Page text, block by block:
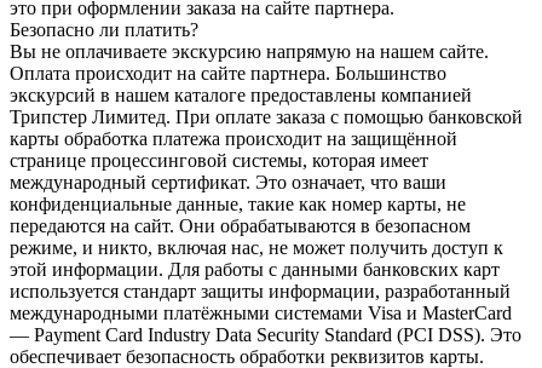
это при оформлении заказа на сайте партнера.
Безопасно ли платить?
Вы не оплачиваете экскурсию напрямую на нашем сайте.
Оплата происходит на сайте партнера. Большинство
экскурсий в нашем каталоге предоставлены компанией
Трипстер Лимитед. При оплате заказа с помощью банковской
карты обработка платежа происходит на защищённой
странице процессинговой системы, которая имеет
международный сертификат. Это означает, что ваши
конфиденциальные данные, такие как номер карты, не
передаются на сайт. Они обрабатываются в безопасном
режиме, и никто, включая нас, не может получить доступ к
этой информации. Для работы с данными банковских карт
используется стандарт защиты информации, разработанный
международными платёжными системами Visa и MasterCard
— Payment Card Industry Data Security Standard (PCI DSS). Это
обеспечивает безопасность обработки реквизитов карты.